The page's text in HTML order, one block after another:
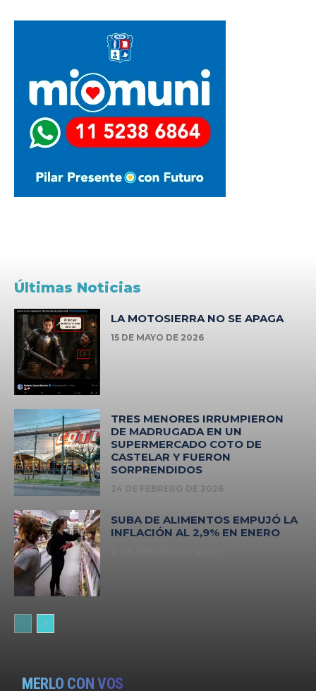
Últimas Noticias
LA MOTOSIERRA NO SE APAGA
15 DE MAYO DE 2026
TRES MENORES IRRUMPIERON
DE MADRUGADA EN UN
SUPERMERCADO COTO DE
CASTELAR Y FUERON
SORPRENDIDOS
24 DE FEBRERO DE 2026
SUBA DE ALIMENTOS EMPUJÓ LA
INFLACIÓN AL 2,9% EN ENERO
MERLO CON VOS